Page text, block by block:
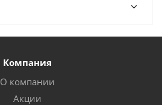
Компания
О компании
Акции